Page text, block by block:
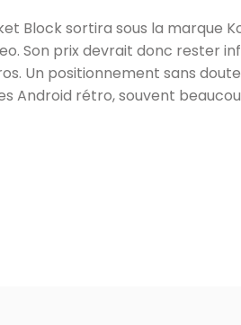
Block sortira sous la marque
Son prix devrait donc rester
Un positionnement sans
Android rétro, souvent